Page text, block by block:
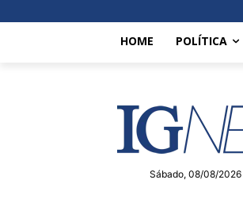
HOME POLÍTICA
Sábado, 08/08/2026